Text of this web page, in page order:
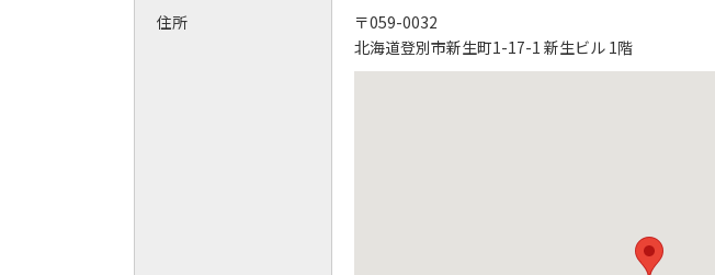
住所
〒059-0032
北海道登別市新生町1-17-1 新生ビル 1階